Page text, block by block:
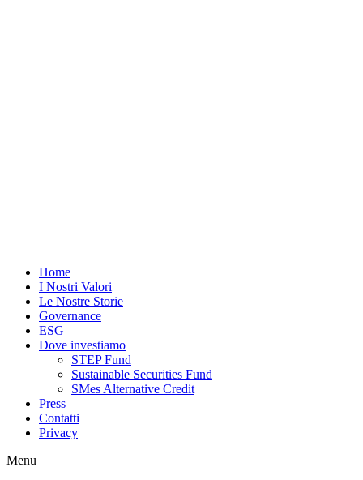
Home
I Nostri Valori
Le Nostre Storie
Governance
ESG
Dove investiamo
STEP Fund
Sustainable Securities Fund
SMes Alternative Credit
Press
Contatti
Privacy
Menu